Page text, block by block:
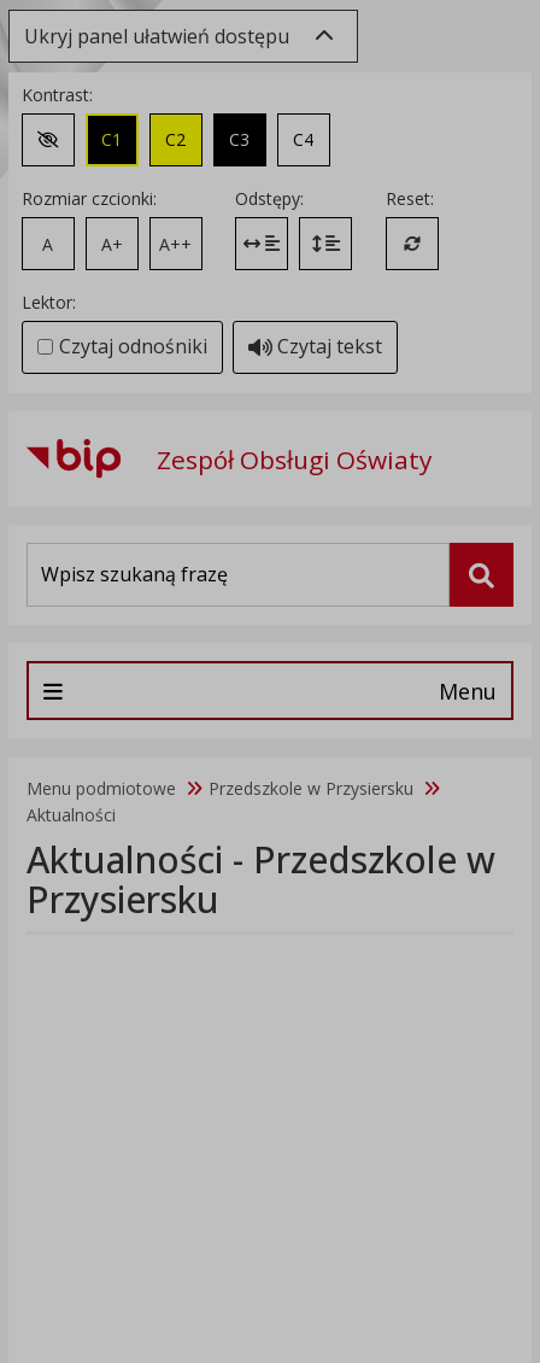
Ukryj panel ułatwień dostępu
Kontrast:
Zmień kontrast na domyślny
C1 C2 C3 C4
Rozmiar czcionki:
A
A+ A++
Odstępy:
Zmień odstęp między literami
Zmień interlinię i margines
Reset:
Przywróć
Lektor:
Czytaj odnośniki Czytaj tekst
Zespół Obsługi Oświaty
Menu
Menu podmiotowe
Przedszkole w Przysiersku
Aktualności
Aktualności - Przedszkole w
Przysiersku